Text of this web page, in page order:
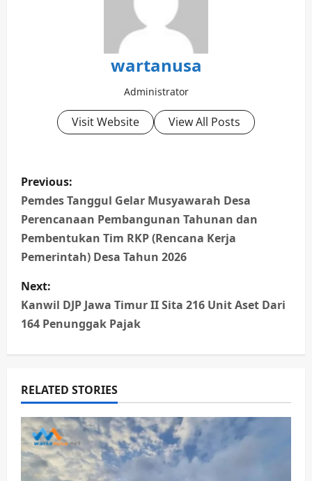
wartanusa
Administrator
Visit Website View All Posts
P
o
s
t
n
a
v
i
g
a
t
Previous:
Pemdes Tanggul Gelar Musyawarah Desa
Perencanaan Pembangunan Tahunan dan
Pembentukan Tim RKP (Rencana Kerja
Pemerintah) Desa Tahun 2026
Next:
Kanwil DJP Jawa Timur II Sita 216 Unit Aset Dari
164 Penunggak Pajak
RELATED STORIES